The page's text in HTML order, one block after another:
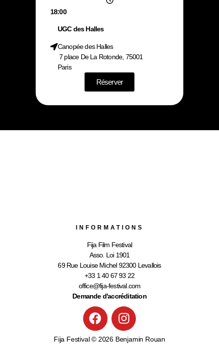
18:00
UGC des Halles
Canopée des Halles
7 place De La Rotonde, 75001
Paris
Réserver
INFORMATIONS
Fija Film Festival
Asso. Loi 1901
69 Rue Louise Michel 92300 Levallois
+33 1 40 67 93 22
office@fija-festival.com
Demande d'accréditation
Fija Festival © 2026 Benjamin Rouan